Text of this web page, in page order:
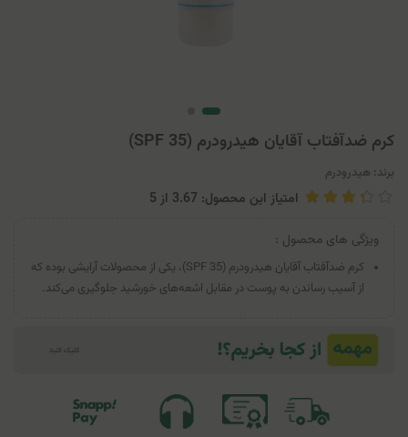
کرم ضدآفتاب آقایان هیدرودرم (SPF 35)
برند: هیدرودرم
امتیاز این محصول: 3.67 از 5
ویژگی های محصول :
کرم ضدآفتاب آقایان هیدرودرم (SPF 35)، یکی از محصولات آرایشی بوده که
از آسیب رساندن به پوست در مقابل اشعه‌های خورشید جلوگیری می‌کند.